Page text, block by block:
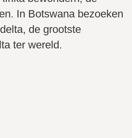
In Botswana bezoeken
de grootste
ter wereld.